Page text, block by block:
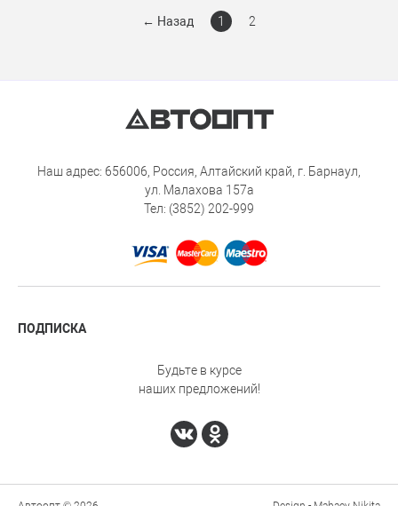
← Назад 1 2
Наш адрес: 656006, Россия, Алтайский край, г. Барнаул,
ул. Малахова 157а
Тел: (3852) 202-999
ПОДПИСКА
Будьте в курсе
наших предложений!